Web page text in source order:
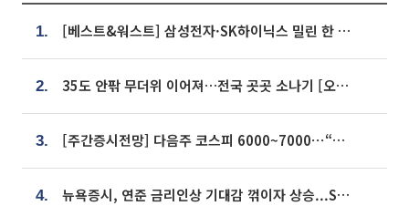
1. [베스트&워스트] 삼성전자·SK하이닉스 밀린 한 주…상상인증권은 85% 급등
2. 35도 안팎 무더위 이어져…전국 곳곳 소나기 [오늘 날씨]
3. [주간증시전망] 다음주 코스피 6000~7000⋯“外人 수급은 정책이 변수”
4. 뉴욕증시, 연준 금리인상 기대감 꺾이자 상승...S&P500 사상 최고치 [종합]